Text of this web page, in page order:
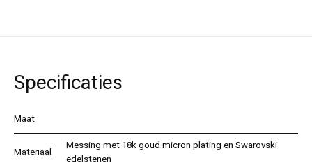
Specificaties
Maat
Materiaal
Messing met 18k goud micron plating en Swarovski
edelstenen